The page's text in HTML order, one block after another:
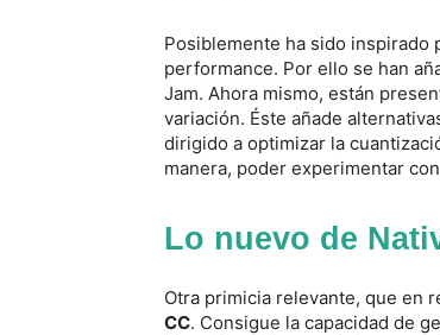
Posiblemente ha sido inspirado
performance. Por ello se han
Jam. Ahora mismo, están
variación. Éste añade
dirigido a optimizar la
manera, poder experimentar
Lo nuevo de
Otra primicia relevante, que en
CC. Consigue la capacidad de